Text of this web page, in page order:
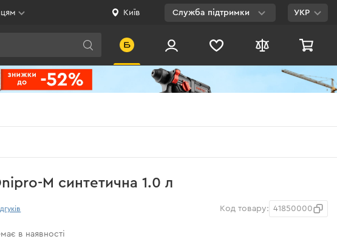
Київ Служба підтримки
Viber
УКР
M синтетична 1.0 л
Код товару: 41850000
в наявності